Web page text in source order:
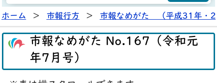
ホーム > 市報行方 > 市報なめがた （平成31年・
市報なめがた No.167（令和元
年7月号）